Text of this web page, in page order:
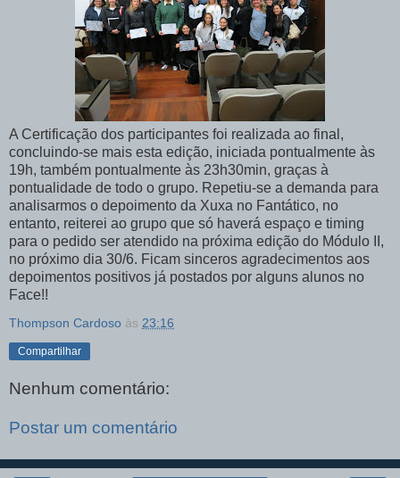
A Certificação dos participantes foi realizada ao final,
concluindo-se mais esta edição, iniciada pontualmente às
19h, também pontualmente às 23h30min, graças à
pontualidade de todo o grupo. Repetiu-se a demanda para
analisarmos o depoimento da Xuxa no Fantático, no
entanto, reiterei ao grupo que só haverá espaço e timing
para o pedido ser atendido na próxima edição do Módulo II,
no próximo dia 30/6. Ficam sinceros agradecimentos aos
depoimentos positivos já postados por alguns alunos no
Face!!
Thompson Cardoso às 23:16
Compartilhar
Nenhum comentário:
Postar um comentário